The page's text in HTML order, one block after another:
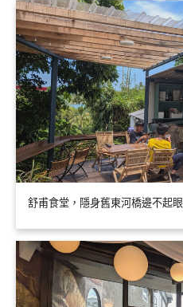
舒甫食堂，隱身舊東河橋邊不起